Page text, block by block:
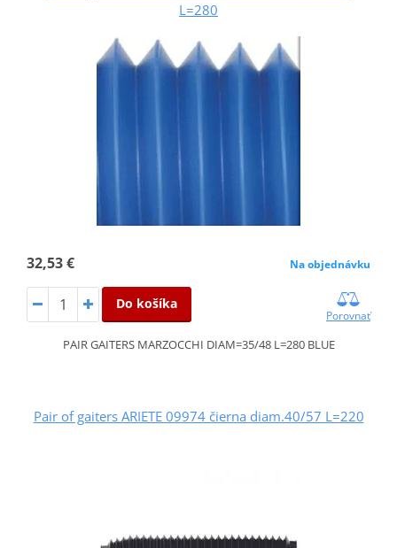
L=280
32,53 € Na objednávku
Do košíka
Porovnať
PAIR GAITERS MARZOCCHI DIAM=35/48 L=280 BLUE
Pair of gaiters ARIETE 09974 čierna diam.40/57 L=220